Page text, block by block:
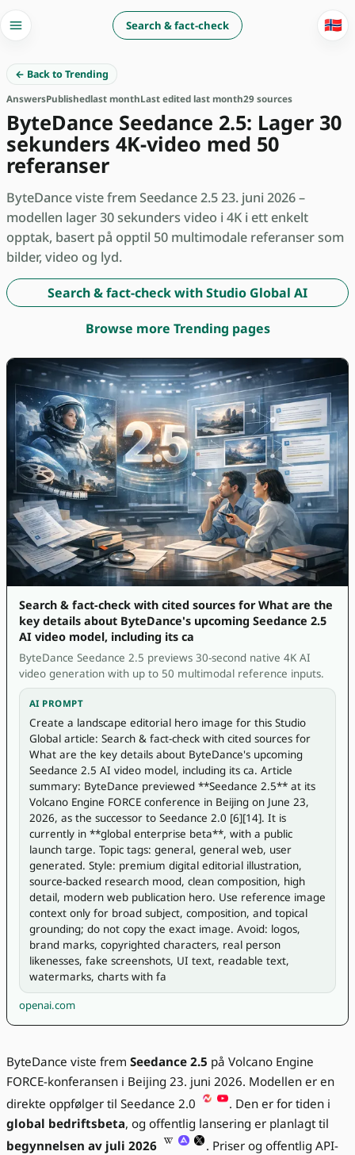
Search & fact-check 🇳🇴
← Back to Trending
AnswersPublishedlast monthLast edited last month29 sources
ByteDance Seedance 2.5: Lager 30
sekunders 4K-video med 50
referanser
ByteDance viste frem Seedance 2.5 23. juni 2026 –
modellen lager 30 sekunders video i 4K i ett enkelt
opptak, basert på opptil 50 multimodale referanser som
bilder, video og lyd.
Search & fact-check with Studio Global AI
Browse more Trending pages
Search & fact-check with cited sources for What are the
key details about ByteDance's upcoming Seedance 2.5
AI video model, including its ca
ByteDance Seedance 2.5 previews 30-second native 4K AI
video generation with up to 50 multimodal reference inputs.
AI PROMPT
Create a landscape editorial hero image for this Studio
Global article: Search & fact-check with cited sources for
What are the key details about ByteDance's upcoming
Seedance 2.5 AI video model, including its ca. Article
summary: ByteDance previewed **Seedance 2.5** at its
Volcano Engine FORCE conference in Beijing on June 23,
2026, as the successor to Seedance 2.0 [6][14]. It is
currently in **global enterprise beta**, with a public
launch targe. Topic tags: general, general web, user
generated. Style: premium digital editorial illustration,
source-backed research mood, clean composition, high
detail, modern web publication hero. Use reference image
context only for broad subject, composition, and topical
grounding; do not copy the exact image. Avoid: logos,
brand marks, copyrighted characters, real person
likenesses, fake screenshots, UI text, readable text,
watermarks, charts with fa
openai.com
ByteDance viste frem Seedance 2.5 på Volcano Engine
FORCE-konferansen i Beijing 23. juni 2026. Modellen er en
direkte oppfølger til Seedance 2.0
. Den er for tiden i
global bedriftsbeta, og offentlig lansering er planlagt til
begynnelsen av juli 2026
. Priser og offentlig API-